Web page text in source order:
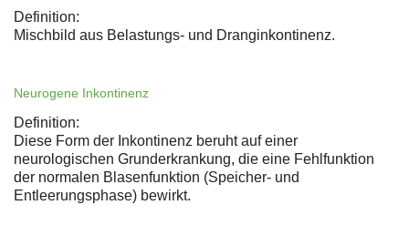
Definition:
Mischbild aus Belastungs- und Dranginkontinenz.
Neurogene Inkontinenz
Definition:
Diese Form der Inkontinenz beruht auf einer
neurologischen Grunderkrankung, die eine Fehlfunktion
der normalen Blasenfunktion (Speicher- und
Entleerungsphase) bewirkt.